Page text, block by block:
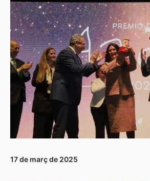
17 de març de 2025